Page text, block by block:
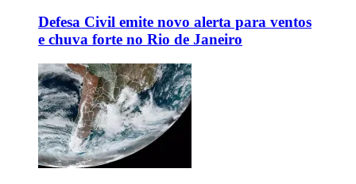
Defesa Civil emite novo alerta para ventos
e chuva forte no Rio de Janeiro